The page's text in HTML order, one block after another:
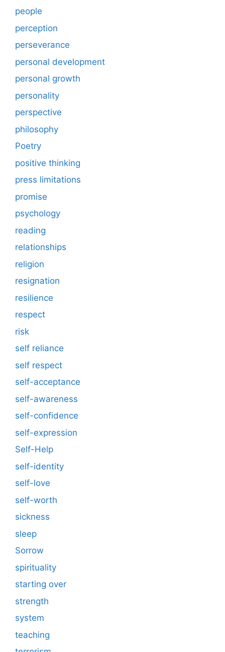
people
perception
perseverance
personal development
personal growth
personality
perspective
philosophy
Poetry
positive thinking
press limitations
promise
psychology
reading
relationships
religion
resignation
resilience
respect
risk
self reliance
self respect
self-acceptance
self-awareness
self-confidence
self-expression
Self-Help
self-identity
self-love
self-worth
sickness
sleep
Sorrow
spirituality
starting over
strength
system
teaching